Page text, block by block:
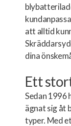
att alltid
dina
Ett
Sedan 1996
ägnat sig åt
typer. Med